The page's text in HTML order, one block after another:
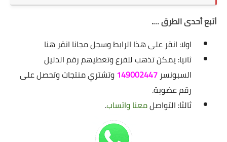
اتبع أحدى الطرق ….
اولا: انقر على هذا الرابط وسجل مجانا انقر هنا
ثانيا:يمكن تذهب للفرع وتعطيهم رقم الدليل
السبونسر 149002447وتشتري منتجات وتحصل على
رقم عضوية.
ثالثا: التواصلمعناواتساب.